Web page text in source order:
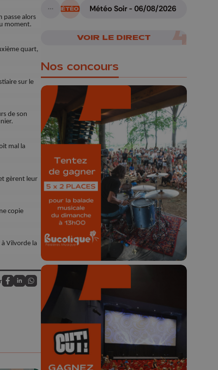
passe alors
moment.
quart,
sur le
de son
mal la
gèrent leur
copie
Vilvorde la
Partagez sur FaceBook
Partagez sur LinkedIn
Partagez sur Whatsapp
A suivre
Météo Soir - 06/08/2026
VOIR LE DIRECT
Nos concours
🎁 Gagnez 5x2
places pour le
Bucolique Ferrières
Festival 🌿🎶
Concours valable jusqu'au 9 août,
23h59.
🎬 Concours CUT x
Les Grignoux ✨
Concours permanent - 2 places à